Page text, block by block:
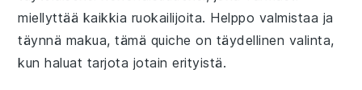
miellyttää kaikkia ruokailijoita. Helppo valmistaa ja
täynnä makua, tämä quiche on täydellinen valinta,
kun haluat tarjota jotain erityistä.